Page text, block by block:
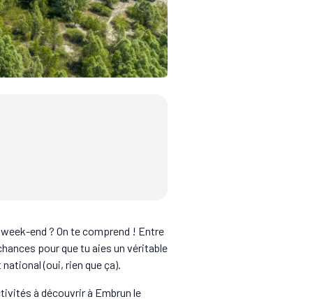
end ? On te comprend ! Entre
pour que tu aies un véritable
(oui, rien que ça).
à découvrir à Embrun le